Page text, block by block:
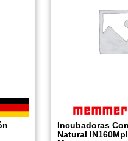
Incubadoras
Natural